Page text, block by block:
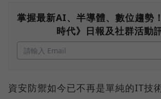
掌握最新AI、半導體、數位趨勢
時代》日報及社群活動
資安防禦如今已不再是單純的IT技